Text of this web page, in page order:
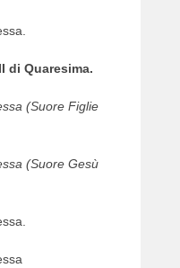
di Quaresima.
Figlie
Gesù